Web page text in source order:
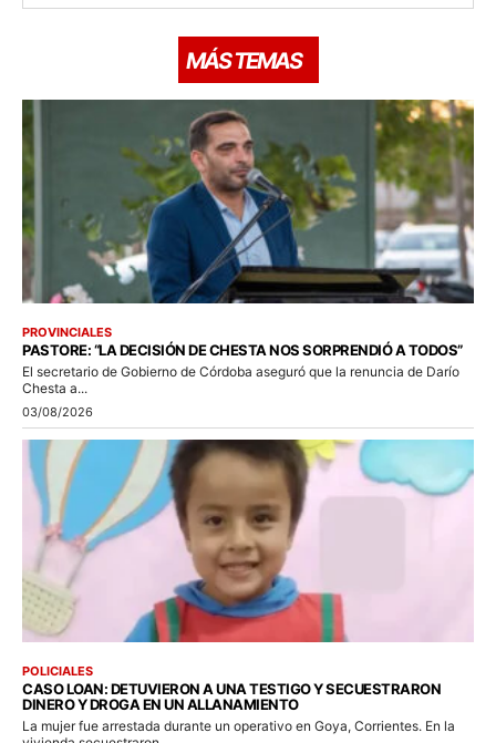
MÁS TEMAS
PROVINCIALES
PASTORE: “LA DECISIÓN DE CHESTA NOS SORPRENDIÓ A TODOS”
El secretario de Gobierno de Córdoba aseguró que la renuncia de Darío
Chesta a...
03/08/2026
POLICIALES
CASO LOAN: DETUVIERON A UNA TESTIGO Y SECUESTRARON
DINERO Y DROGA EN UN ALLANAMIENTO
La mujer fue arrestada durante un operativo en Goya, Corrientes. En la